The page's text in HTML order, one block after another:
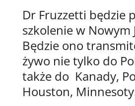
Dr Fruzzetti będzie
szkolenie w Nowym
Będzie ono
żywo nie tylko do
także do Kanady,
Houston,